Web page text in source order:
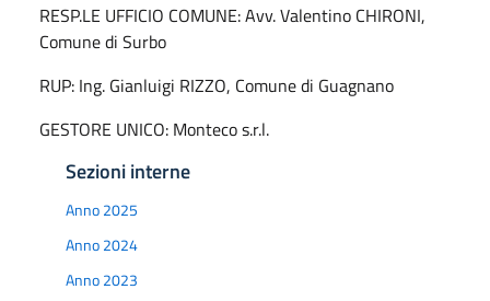
RESP.LE UFFICIO COMUNE: Avv. Valentino CHIRONI,
Comune di Surbo
RUP: Ing. Gianluigi RIZZO, Comune di Guagnano
GESTORE UNICO: Monteco s.r.l.
Sezioni interne
Anno 2025
Anno 2024
Anno 2023